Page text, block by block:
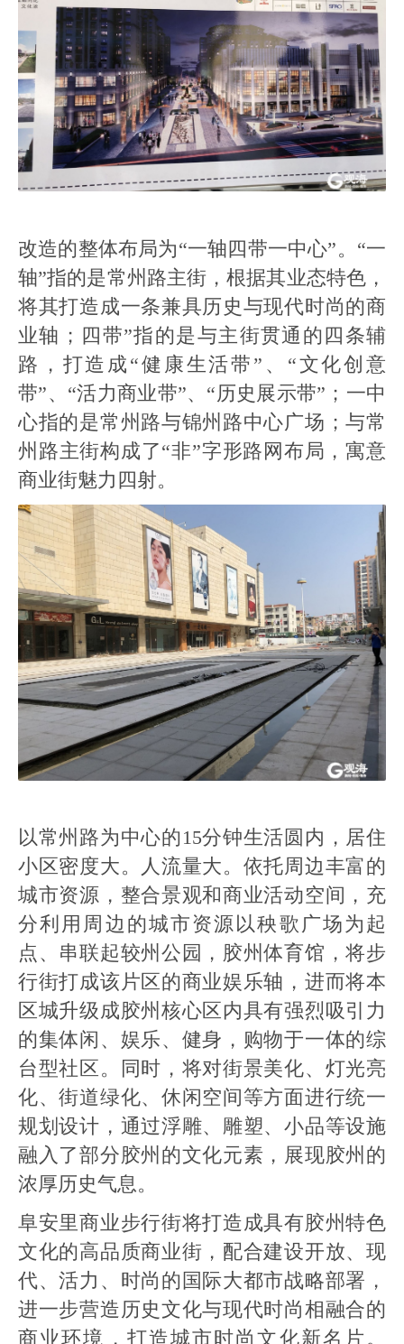
改造的整体布局为“一轴四带一中心”。“一
轴”指的是常州路主街，根据其业态特色，
将其打造成一条兼具历史与现代时尚的商
业轴；四带”指的是与主街贯通的四条辅
路，打造成“健康生活带”、“文化创意
带”、“活力商业带”、“历史展示带”；一中
心指的是常州路与锦州路中心广场；与常
州路主街构成了“非”字形路网布局，寓意
商业街魅力四射。
以常州路为中心的15分钟生活圆内，居住
小区密度大。人流量大。依托周边丰富的
城市资源，整合景观和商业活动空间，充
分利用周边的城市资源以秧歌广场为起
点、串联起较州公园，胶州体育馆，将步
行街打成该片区的商业娱乐轴，进而将本
区城升级成胶州核心区内具有强烈吸引力
的集体闲、娱乐、健身，购物于一体的综
台型社区。同时，将对街景美化、灯光亮
化、街道绿化、休闲空间等方面进行统一
规划设计，通过浮雕、雕塑、小品等设施
融入了部分胶州的文化元素，展现胶州的
浓厚历史气息。
阜安里商业步行街将打造成具有胶州特色
文化的高品质商业街，配合建设开放、现
代、活力、时尚的国际大都市战略部署，
进一步营造历史文化与现代时尚相融合的
商业环境，打造城市时尚文化新名片。